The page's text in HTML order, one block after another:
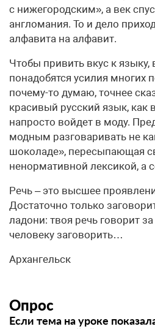
с нижегородским», а век
англомания. То и дело
алфавита на алфавит.
Чтобы привить вкус к
понадобятся усилия многих
почему-то думаю, точнее
красивый русский язык, как
напросто войдет в моду.
модным разговаривать не
шоколаде», пересыпающая
ненормативной лексикой, а
Речь – это высшее
Достаточно только
ладони: твоя речь говорит
человеку заговорить…
Архангельск
Опрос
Если тема на уроке